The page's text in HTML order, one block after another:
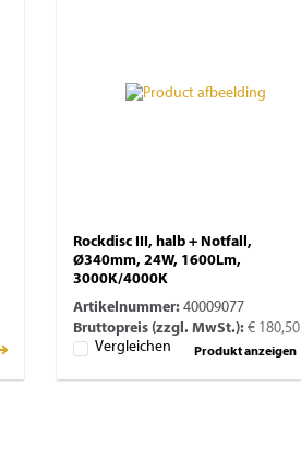
Rockdisc III, halb + Notfall,
Ø340mm, 24W, 1600Lm,
3000K/4000K
Artikelnummer: 40009077
Bruttopreis (zzgl. MwSt.): € 180,50
Vergleichen
Produkt anzeigen